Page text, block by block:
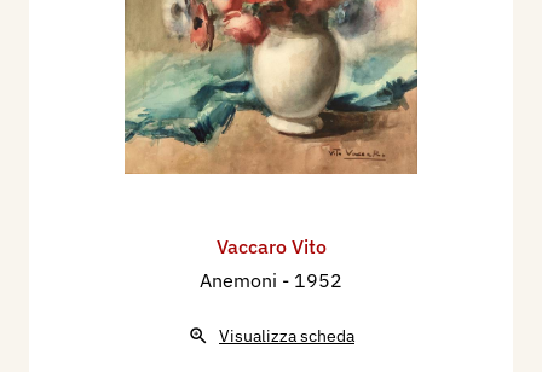
Vaccaro Vito
Anemoni - 1952
Visualizza scheda